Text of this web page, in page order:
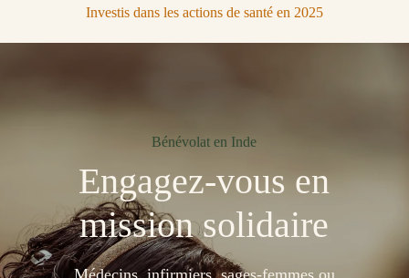
Investis dans les actions de santé en 2025
Bénévolat en Inde
Engagez-vous en
mission solidaire